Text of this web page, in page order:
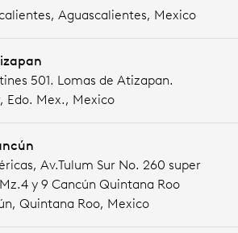
Aguascalientes, Mexico
501. Lomas de Atizapan.
Edo. Mex., Mexico
Av.Tulum Sur No. 260 super
y 9 Cancún Quintana Roo
Quintana Roo, Mexico